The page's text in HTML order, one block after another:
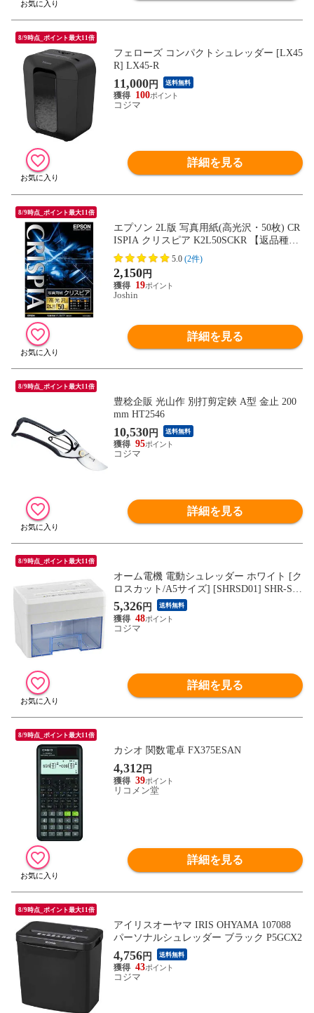
8/9時点_ポイント最大11倍
フェローズ コンパクトシュレッダー [LX45
R] LX45-R
11,000円 送料無料
100
コジマ
詳細を見る
8/9時点_ポイント最大11倍
エプソン 2L版 写真用紙(高光沢・50枚) CR
ISPIA クリスピア K2L50SCKR 【返品種別
A】
5.0 (2件)
2,150円
19
Joshin
詳細を見る
8/9時点_ポイント最大11倍
豊稔企販 光山作 別打剪定鋏 A型 金止 200
mm HT2546
10,530円 送料無料
95
コジマ
詳細を見る
8/9時点_ポイント最大11倍
オーム電機 電動シュレッダー ホワイト [ク
ロスカット/A5サイズ] [SHRSD01] SHR-SD
01
5,326円 送料無料
48
コジマ
詳細を見る
8/9時点_ポイント最大11倍
カシオ 関数電卓 FX375ESAN
4,312円
39
リコメン堂
詳細を見る
8/9時点_ポイント最大11倍
アイリスオーヤマ IRIS OHYAMA 107088
パーソナルシュレッダー ブラック P5GCX2
4,756円 送料無料
43
コジマ